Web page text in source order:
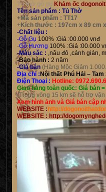
Tủ thờ gỗ gụ
Khảm ốc
Tên sản phẩm : Tủ Thờ
+Mã sản phẩm : TT17
+Kích thước : 197cm x 89 cm
-Chất liệu :
-Gỗ Gụ 100% :Giá :00.000 vnđ
-Gỗ Hương 100% :Giá :00.000
-Màu săc : ,nâu đỏ ,cánh gián,
-Bảo hành : 2 năm
-Giá bán (Hàng Mộc Giảm
Địa chỉ : Nội thất Phú Hải –
Điện Thoại : Hotline:
Giao hàng toàn quốc: Giá bán
(Trong vòng 15 km sẽ hỗ trợ
Xem hình ảnh và Giá bán cập
WEBSITE : http://
WEBSITE : http://